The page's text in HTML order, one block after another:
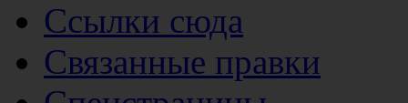
Ссылки сюда
Связанные правки